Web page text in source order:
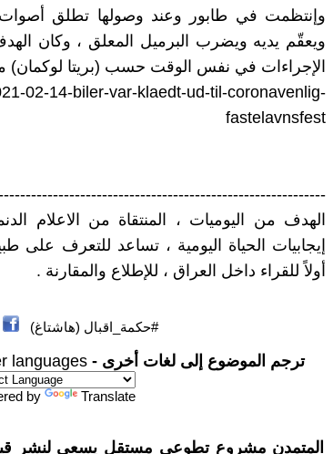
وإنتظمت في طابور وعند وصولها تطلق أصوات
ويعقّم يديه ويضرب البرميل المعلق ، وكان
الإجراءات في نفس الوقت حسب (بريتا لوكمان)
02-14-biler-var-klaedt-ud-til-coronavenlig-
fastelavnsfest
الهدف من اليوميات ، المنتقاة من الاعلام
إيجابيات الحياة اليومية ، تساعد للتعرف على
أولاً للقراء داخل العراق ، للإطلاع والمقارنة .
#حكمة_اقبال (هاشتاغ)
ترجم الموضوع إلى لغات أخرى - languages
by Translate
المتمدن مشروع تطوعي مستقل يسعى لنشر قيم